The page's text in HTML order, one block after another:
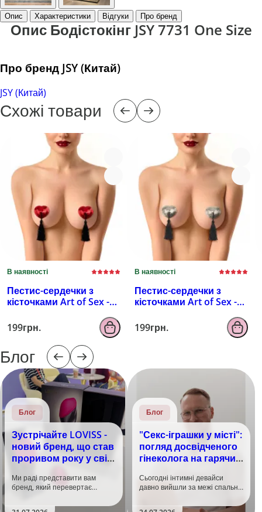
Опис Характеристики Відгуки Про бренд
Опис Бодістокінг JSY 7731 One Size
Про бренд JSY (Китай)
JSY (Китай)
Схожі товари
В наявності
Пестис-сердечки з
кісточками Art of Sex -
червоний
199грн.
В наявності
Пестис-сердечки з
кісточками Art of Sex -
серебро
199грн.
Блог
Блог
Зустрічайте LOVISS -
новий бренд, що став
проривом року у світі
Ми раді представити вам
бренд, який перевертає
та вже встиг стати сенсацією
Блог
"Секс-іграшки у місті":
погляд досвідченого
гінеколога на гарячий
Сьогодні інтимні девайси
давно вийшли за межі спальні.
безшумні моторчики та